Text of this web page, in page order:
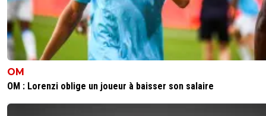
OM
OM : Lorenzi oblige un joueur à baisser son salaire